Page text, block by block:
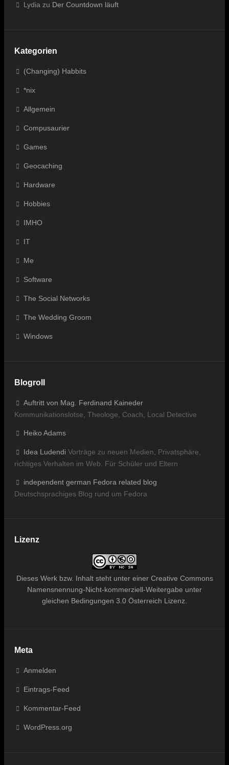
Lydia zu Der Countdown läuft
Kategorien
(Changing) Habbits
*nix
Allgemein
Compusaurier
Games
Geocaching
Hardware
Hobbies
IMHO
IT
Me
Software
The Social Networks
The Wedding Groom
Windows
Blogroll
Auftritt von Mag. Ferdinand Kaineder
Kommunikationslotse, Theologe, Coach, Local Detective
Heiko Adams
Idea Ludendi Vorträge zu neuen Medien, Privatsphäre,
richtiges Verhalten im Web. Für Schüler und Eltern
independent german Fedora related blog
Deutschsprachiges Blog rund um Fedora
Lizenz
Dieses Werk bzw. Inhaltsteht unter einer Creative Commons
Namensnennung-Nicht-kommerziell-Weitergabe unter
gleichen Bedingungen 3.0 Österreich Lizenz
Meta
Anmelden
Eintrags-Feed
Kommentar-Feed
WordPress.org